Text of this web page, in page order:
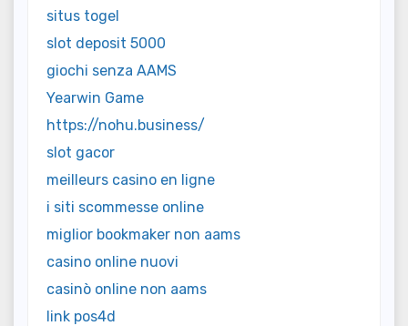
situs togel
slot deposit 5000
giochi senza AAMS
Yearwin Game
https://nohu.business/
slot gacor
meilleurs casino en ligne
i siti scommesse online
miglior bookmaker non aams
casino online nuovi
casinò online non aams
link pos4d